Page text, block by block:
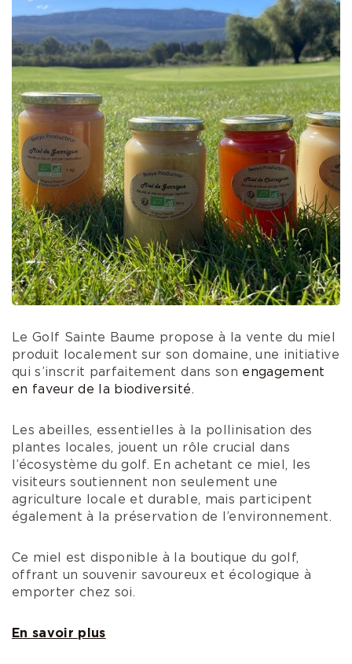
Le Golf Sainte Baume propose à la vente du miel
produit localement sur son domaine, une initiative
qui s’inscrit parfaitement dans son engagement
en faveur de la biodiversité.
Les abeilles, essentielles à la pollinisation des
plantes locales, jouent un rôle crucial dans
l’écosystème du golf. En achetant ce miel, les
visiteurs soutiennent non seulement une
agriculture locale et durable, mais participent
également à la préservation de l’environnement.
Ce miel est disponible à la boutique du golf,
offrant un souvenir savoureux et écologique à
emporter chez soi.
En savoir plus